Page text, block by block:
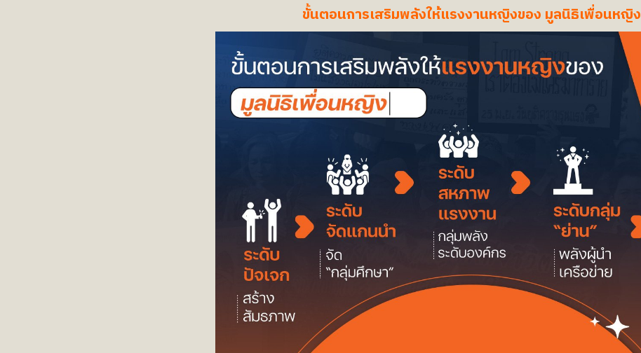
ขั้นตอนการเสริมพลังให้แรงงานหญิงของ มูลนิธิเพื่อนหญิง